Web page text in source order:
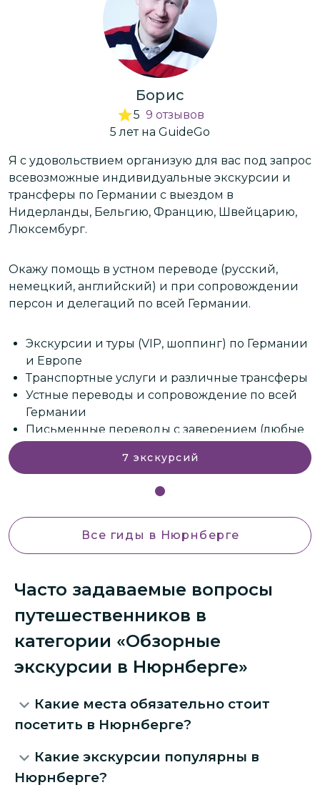
Борис
5 9 отзывов
5 летна GuideGo
Я с удовольствием организую для вас под запрос
всевозможные индивидуальные экскурсии и
трансферы по Германии c выездом в
Нидерланды, Бельгию, Францию, Швейцарию,
Люксембург.
Окажу помощь в устном переводе (русский,
немецкий, английский) и при сопровождении
персон и делегаций по всей Германии.
Экскурсии и туры (VIP, шоппинг) по Германии
и Европе
Транспортные услуги и различные трансферы
Устные переводы и сопровождение по всей
Германии
Письменные переводы с заверением (любые
Лечение в клиниках и медицинский туризм
7 экскурсий
Все гиды в Нюрнберге
Часто задаваемые вопросы
путешественников в
категории «Обзорные
экскурсии в Нюрнберге»
Какие места обязательно стоит
посетить в Нюрнберге?
Какие экскурсии популярны в
Нюрнберге?